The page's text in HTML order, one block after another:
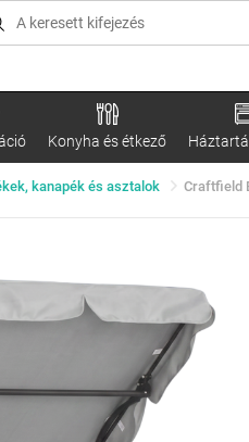
Konyha és étkező
kanapék és asztalok Craftfield